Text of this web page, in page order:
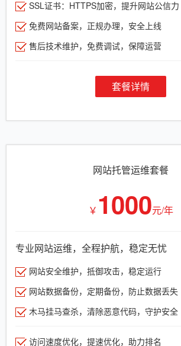
SSL证书：HTTPS加密，提升网站公信力
免费网站备案，正规办理，安全上线
售后技术维护，免费调试，保障运营
套餐详情
网站托管运维套餐
￥ 1000元/年
专业网站运维，全程护航，稳定无忧
网站安全维护，抵御攻击，稳定运行
网站数据备份，定期备份，防止数据丢失
木马挂马查杀，清除恶意代码，守护安全
访问速度优化，提速优化，助力排名